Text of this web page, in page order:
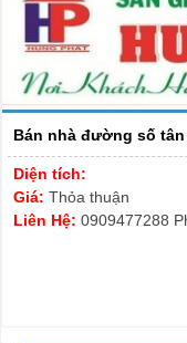
Bán nhà đường số
Diện tích:
Giá: Thỏa thuận
Liên Hệ: 0909477288